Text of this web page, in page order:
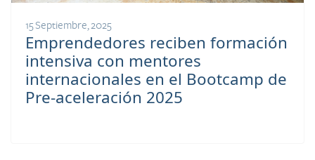
15 Septiembre, 2025
Emprendedores reciben formación
intensiva con mentores
internacionales en el Bootcamp de
Pre-aceleración 2025